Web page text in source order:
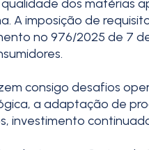
dos matérias
imposição de
nº 976/2025 de 7
consigo desafios
a adaptação de
investimento